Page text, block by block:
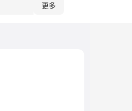
更多